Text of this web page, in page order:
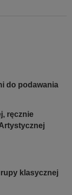
do podawania
ręcznie
klasycznej